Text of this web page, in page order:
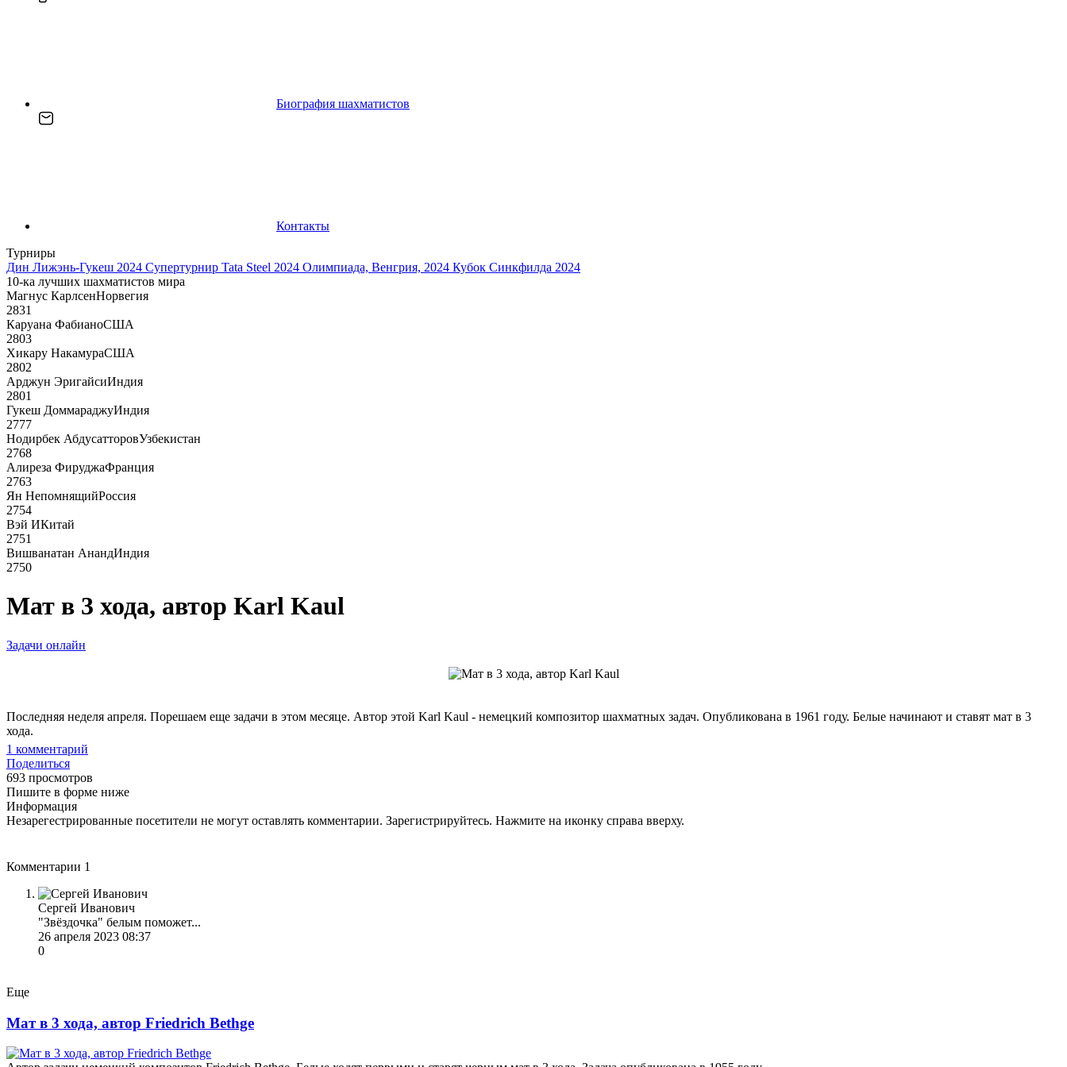
Биография шахматистов
Контакты
Турниры
Дин Лижэнь-Гукеш 2024 Супертурнир Tata Steel 2024 Олимпиада, Венгрия, 2024 Кубок Синкфилда 2024
10-ка лучших шахматистов мира
Магнус КарлсенНорвегия
2831
Каруана ФабианоСША
2803
Хикару НакамураСША
2802
Арджун ЭригайсиИндия
2801
Гукеш ДоммараджуИндия
2777
Нодирбек АбдусатторовУзбекистан
2768
Алиреза ФируджаФранция
2763
Ян НепомнящийРоссия
2754
Вэй ИКитай
2751
Вишванатан АнандИндия
2750
Мат в 3 хода, автор Karl Kaul
Задачи онлайн
Последняя неделя апреля. Порешаем еще задачи в этом месяце. Автор этой Karl Kaul - немецкий композитор шахматных задач. Опубликована в 1961 году. Белые начинают и ставят мат в 3
хода.
1 комментарий
Поделиться
693 просмотров
Пишите в форме ниже
Информация
Незарегестрированные посетители не могут оставлять комментарии. Зарегистрируйтесь. Нажмите на иконку справа вверху.
Комментарии 1
Сергей Иванович
"Звёздочка" белым поможет...
26 апреля 2023 08:37
0
Еще
Мат в 3 хода, автор Friedrich Bethge